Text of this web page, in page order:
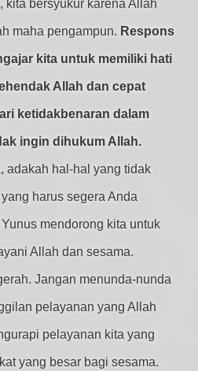
kita bersyukur karena Allah
maha pengampun. Respons
kita untuk memiliki hati
Allah dan cepat
ketidakbenaran dalam
ingin dihukum Allah.
adakah hal-hal yang tidak
harus segera Anda
mendorong kita untuk
Allah dan sesama.
Jangan menunda-nunda
pelayanan yang Allah
pelayanan kita yang
yang besar bagi sesama.